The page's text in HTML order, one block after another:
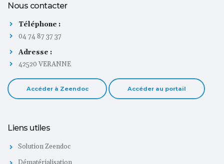
Nous contacter
Téléphone :
04 74 87 37 37
Adresse :
42520 VERANNE
Accéder à Zeendoc Accéder au portail
Liens utiles
Solution Zeendoc